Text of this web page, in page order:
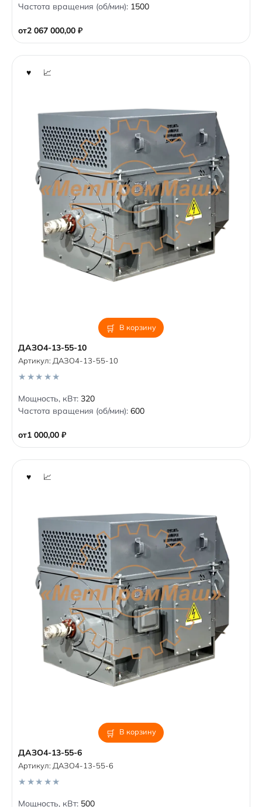
от2 067 000,00 ₽
Частота вращения (об/мин): 1500
В корзину
ДАЗО4-13-55-10
от1 000,00 ₽
Артикул: ДАЗО4-13-55-10
0
o
u
f
5
Мощность, кВт: 320
Частота вращения (об/мин): 600
В корзину
ДАЗО4-13-55-6
Артикул: ДАЗО4-13-55-6
0
Мощность, кВт: 500